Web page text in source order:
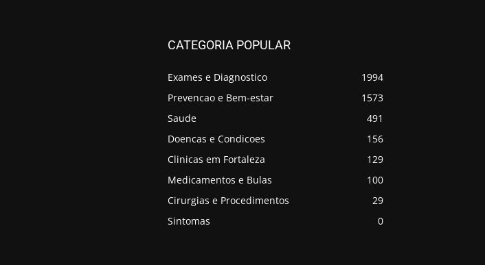
CATEGORIA POPULAR
Exames e Diagnostico
1994
Prevencao e Bem-estar
1573
Saude
491
Doencas e Condicoes
156
Clinicas em Fortaleza
129
Medicamentos e Bulas
100
Cirurgias e Procedimentos
29
Sintomas
0